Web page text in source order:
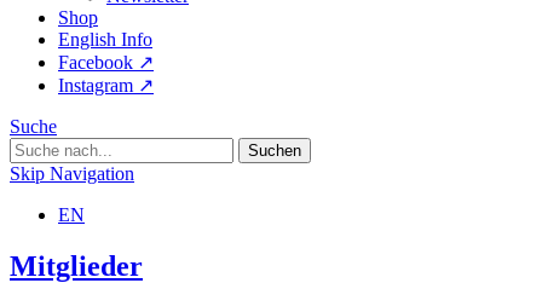
Shop
English Info
Facebook ↗︎
Instagram ↗︎
Suche
Skip Navigation
EN
Mitglieder